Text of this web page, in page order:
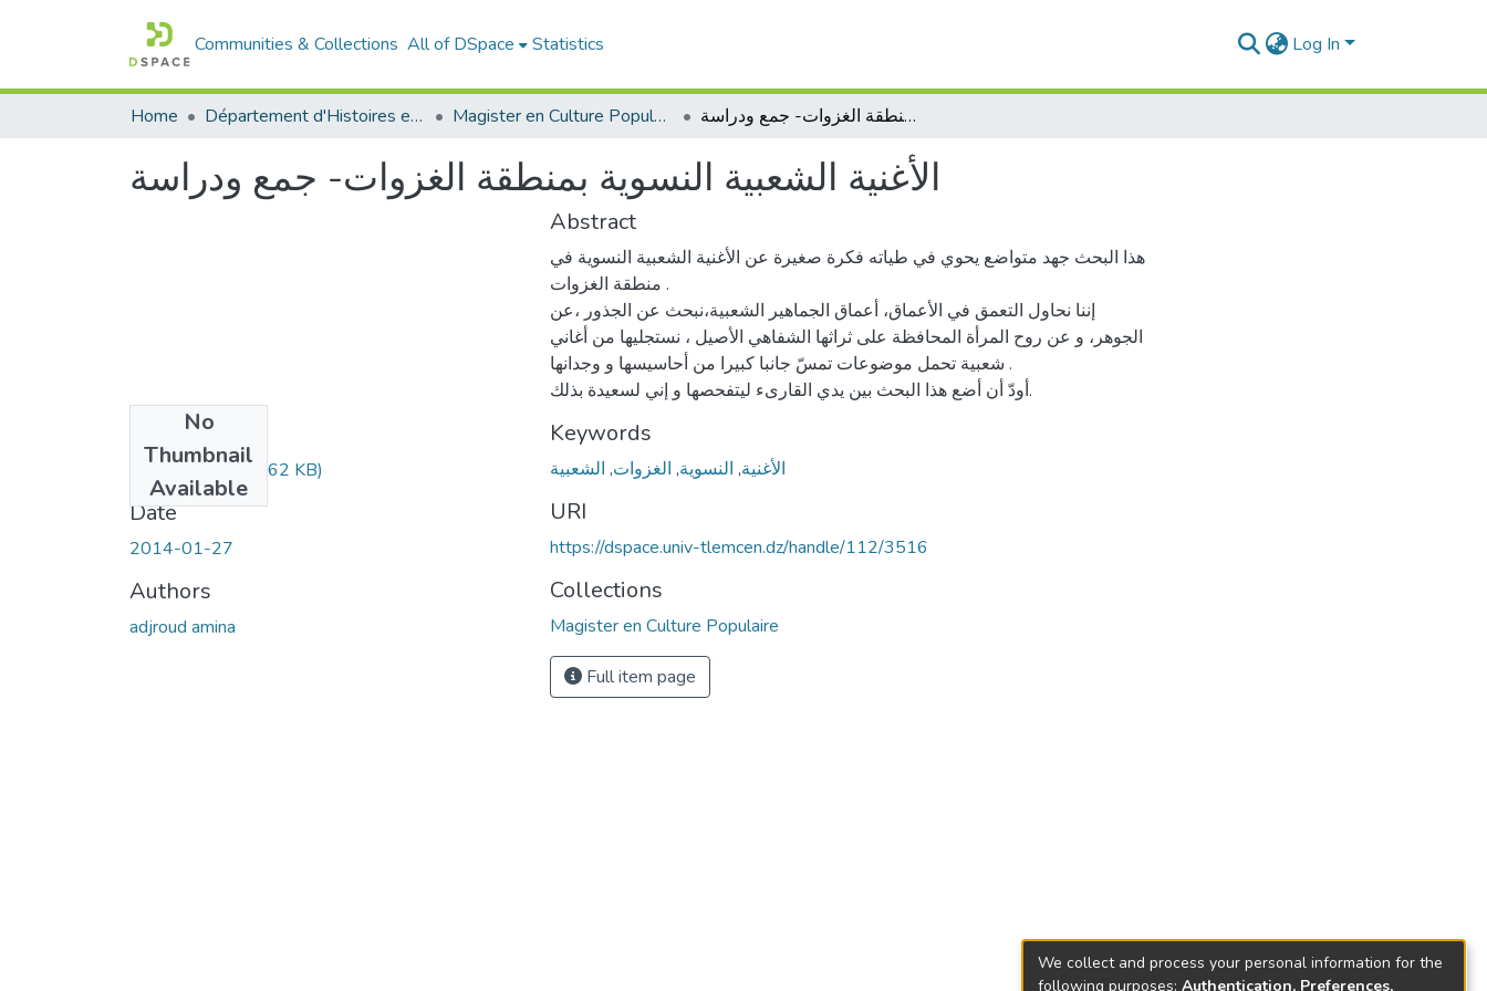
Communities & Collections All of DSpace Statistics Log In
Home Département d'Histoires et Arts Magister en Culture Populaire الأغنية الشعبية النسوية بمنطقة الغزوات- جمع ودراسة
الأغنية الشعبية النسوية بمنطقة الغزوات- جمع ودراسة
No
Thumbnail
Available
agroude.pdf(997.62 KB)
Date
2014-01-27
Authors
adjroud amina
Abstract
هذا البحث جهد متواضع يحوي في طياته فكرة صغيرة عن الأغنية الشعبية النسوية في
منطقة الغزوات .
إننا نحاول التعمق في الأعماق، أعماق الجماهير الشعبية،نبحث عن الجذور ،عن
الجوهر، و عن روح المرأة المحافظة على ثراثها الشفاهي الأصيل ، نستجليها من أغاني
شعبية تحمل موضوعات تمسّ جانبا كبيرا من أحاسيسها و وجدانها .
أودّ أن أضع هذا البحث بين يدي القارىء ليتفحصها و إني لسعيدة بذلك.
Keywords
الأغنية, النسوية, الغزوات, الشعبية
URI
https://dspace.univ-tlemcen.dz/handle/112/3516
Collections
Magister en Culture Populaire
Full item page
We collect and process your personal information for the
following purposes: Authentication, Preferences,